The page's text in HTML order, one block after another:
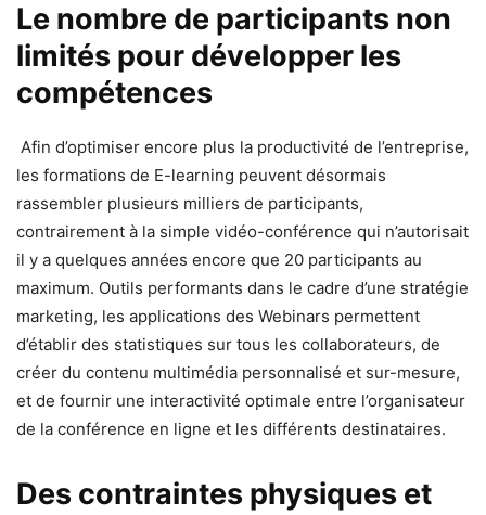
Le nombre de participants non
limités pour développer les
compétences
Afin d’optimiser encore plus la productivité de l’entreprise,
les formations de E-learning peuvent désormais
rassembler plusieurs milliers de participants,
contrairement à la simple vidéo-conférence qui n’autorisait
il y a quelques années encore que 20 participants au
maximum. Outils performants dans le cadre d’une stratégie
marketing, les applications des Webinars permettent
d’établir des statistiques sur tous les collaborateurs, de
créer du contenu multimédia personnalisé et sur-mesure,
et de fournir une interactivité optimale entre l’organisateur
de la conférence en ligne et les différents destinataires.
Des contraintes physiques et